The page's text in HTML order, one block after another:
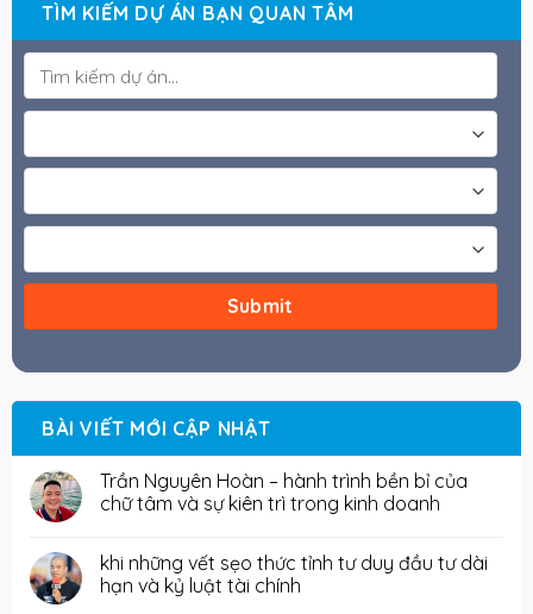
TÌM KIẾM DỰ ÁN BẠN QUAN TÂM
BÀI VIẾT MỚI CẬP NHẬT
Trần Nguyên Hoàn – hành trình bền bỉ của
chữ tâm và sự kiên trì trong kinh doanh
khi những vết sẹo thức tỉnh tư duy đầu tư dài
hạn và kỷ luật tài chính